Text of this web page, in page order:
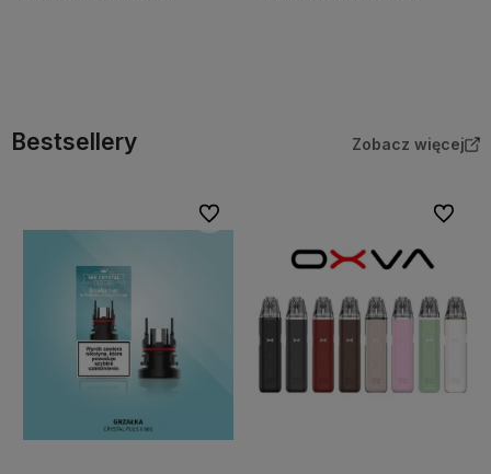
Bestsellery Zobacz więcej
Do ulubionych Do